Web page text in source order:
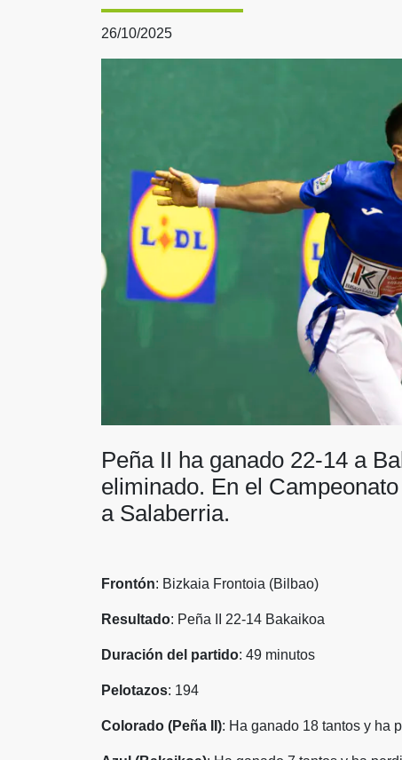
26/10/2025
Peña II ha ganado 22-14 a
eliminado. En el
a Salaberria.
Frontón: Bizkaia Frontoia (Bilbao)
Resultado: Peña II 22-14 Bakaikoa
Duración del partido: 49 minutos
Pelotazos: 194
Colorado (Peña II): Ha ganado 18 tantos y ha